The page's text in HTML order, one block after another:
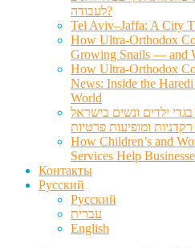
לעבודה?
Tel Aviv–Jaffa: A City
How Ultra-Orthodox
Growing Snails — and
How Ultra-Orthodox
News: Inside the
World
ילדים ונשים בישראל
ומופיעות פרטיות
How Children’s and
Services Help
Контакты
Русский
Русский
עברית
English